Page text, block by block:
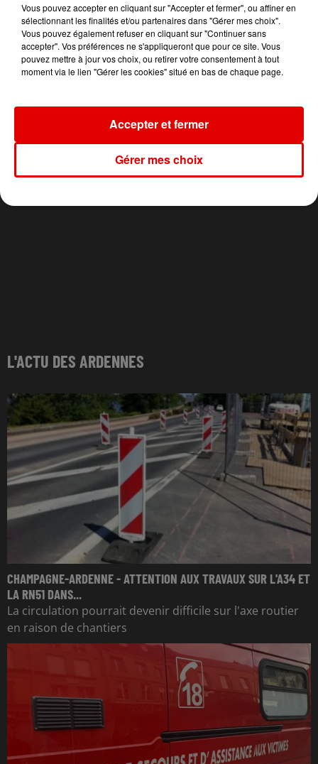
TRACY CHAPMAN
Talking About A
CHARLES DORE
Famille Ou Pas
TEMPER CITY
Self Aware
L'ACTU DES ARDENNES
CHAMPAGNE-ARDENNE - ATTENTION AUX TRAVAUX SUR L'A34 ET
LA RN51 DANS...
La circulation pourrait devenir difficile sur l'axe routier
en raison de chantiers
Vous pouvez accepter en cliquant sur "Accepter et fermer", ou affiner en
sélectionnant les finalités et/ou partenaires dans "Gérer mes choix".
Vous pouvez également refuser en cliquant sur "Continuer sans
accepter". Vos préférences ne s'appliqueront que pour ce site. Vous
pouvez mettre à jour vos choix, ou retirer votre consentement à tout
moment via le lien "Gérer les cookies" situé en bas de chaque page.
Gérer mes choix
Accepter et fermer